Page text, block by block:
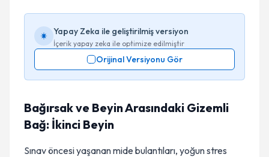
Yapay Zeka ile geliştirilmiş versiyon
İçerik yapay zeka ile optimize edilmiştir
Orijinal Versiyonu Gör
Bağırsak ve Beyin Arasındaki Gizemli
Bağ: İkinci Beyin
Sınav öncesi yaşanan mide bulantıları, yoğun stres